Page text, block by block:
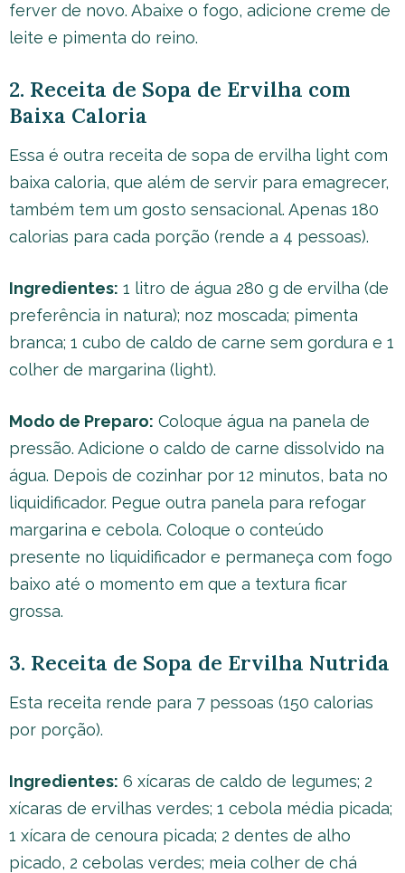
ferver de novo. Abaixe o fogo, adicione creme de
leite e pimenta do reino.
2. Receita de Sopa de Ervilha com
Baixa Caloria
Essa é outra receita de sopa de ervilha light com
baixa caloria, que além de servir para emagrecer,
também tem um gosto sensacional. Apenas 180
calorias para cada porção (rende a 4 pessoas).
Ingredientes: 1 litro de água 280 g de ervilha (de
preferência in natura); noz moscada; pimenta
branca; 1 cubo de caldo de carne sem gordura e 1
colher de margarina (light).
Modo de Preparo: Coloque água na panela de
pressão. Adicione o caldo de carne dissolvido na
água. Depois de cozinhar por 12 minutos, bata no
liquidificador. Pegue outra panela para refogar
margarina e cebola. Coloque o conteúdo
presente no liquidificador e permaneça com fogo
baixo até o momento em que a textura ficar
grossa.
3. Receita de Sopa de Ervilha Nutrida
Esta receita rende para 7 pessoas (150 calorias
por porção).
Ingredientes: 6 xícaras de caldo de legumes; 2
xícaras de ervilhas verdes; 1 cebola média picada;
1 xícara de cenoura picada; 2 dentes de alho
picado, 2 cebolas verdes; meia colher de chá